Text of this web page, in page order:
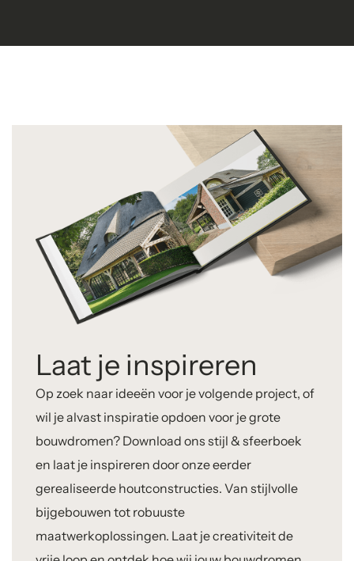
Laat je inspireren
Op zoek naar ideeën voor je volgende project, of
wil je alvast inspiratie opdoen voor je grote
bouwdromen? Download ons stijl & sfeerboek
en laat je inspireren door onze eerder
gerealiseerde houtconstructies. Van stijlvolle
bijgebouwen tot robuuste
maatwerkoplossingen. Laat je creativiteit de